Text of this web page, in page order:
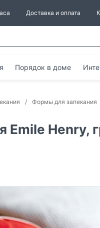
Доставка и оплата
Порядок в доме
Формы для запекания
Emile Henry,